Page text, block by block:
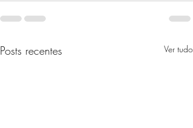
Posts recentes Ver tudo